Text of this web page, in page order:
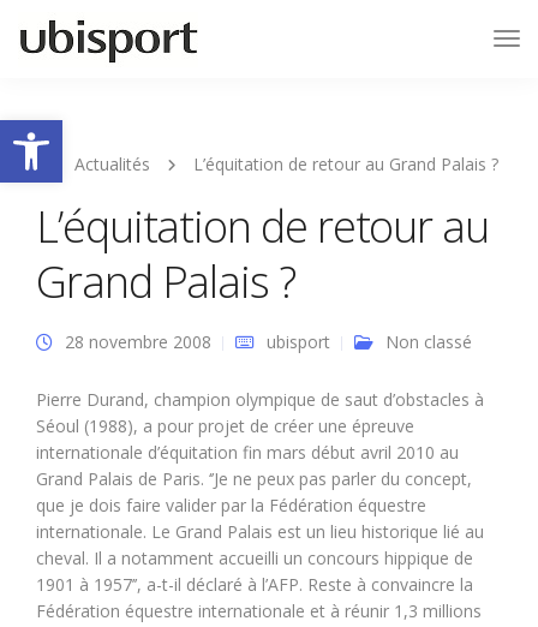
Ouvrir la barre d’outils
Actualités L’équitation de retour au Grand Palais ?
L’équitation de retour au
Grand Palais ?
28 novembre 2008 ubisport Non classé
Pierre Durand, champion olympique de saut d’obstacles à
Séoul (1988), a pour projet de créer une épreuve
internationale d’équitation fin mars début avril 2010 au
Grand Palais de Paris. ‘’Je ne peux pas parler du concept,
que je dois faire valider par la Fédération équestre
internationale. Le Grand Palais est un lieu historique lié au
cheval. Il a notamment accueilli un concours hippique de
1901 à 1957’’, a-t-il déclaré à l’AFP. Reste à convaincre la
Fédération équestre internationale et à réunir 1,3 millions